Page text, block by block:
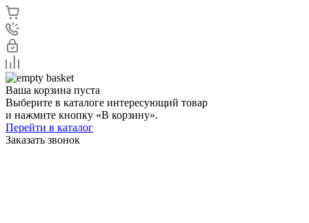
Ваша корзина пуста
Выберите в каталоге интересующий товар
и нажмите кнопку «В корзину».
Перейти в каталог
Заказать звонок